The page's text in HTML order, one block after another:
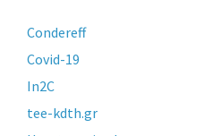
Condereff
Covid-19
In2C
tee-kdth.gr